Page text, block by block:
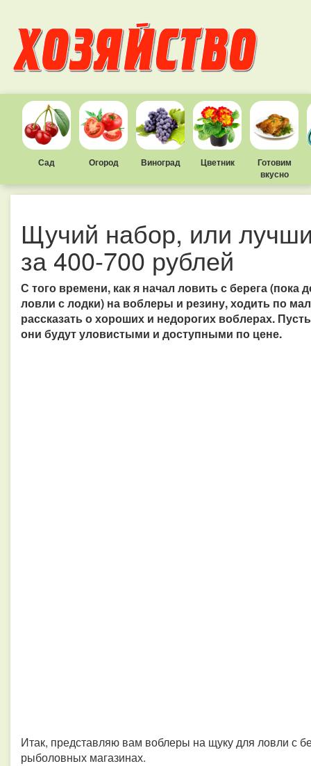
Сад Огород Виноград Цветник
Готовим
вкусно
Щучий набор, или
за 400-700 рублей
С того времени, как я начал ловить с берега (пока
ловли с лодки) на воблеры и резину, ходить по
рассказать о хороших и недорогих воблерах.
они будут уловистыми и доступными по цене.
Итак, представляю вам воблеры на щуку для ловли с
рыболовных магазинах.